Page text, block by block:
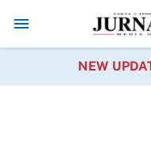
Usaha Orang di Media
NEW